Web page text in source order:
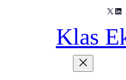
X
Klas